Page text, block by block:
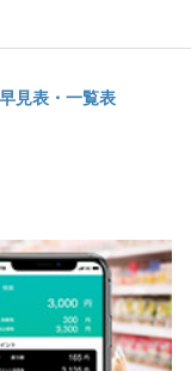
見表・一覧表